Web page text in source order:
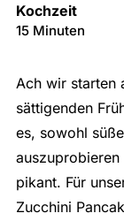
Kochzeit
15 Minuten
Ach wir starten
sättigenden
es, sowohl
auszuprobieren
pikant. Für
Zucchini